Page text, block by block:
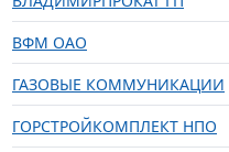
ВФМ ОАО
ГАЗОВЫЕ КОММУНИКАЦИИ
ГОРСТРОЙКОМПЛЕКТ НПО